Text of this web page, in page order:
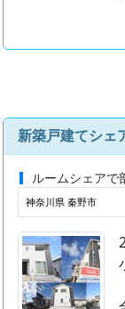
ルームシェアで
神奈川県 秦野市